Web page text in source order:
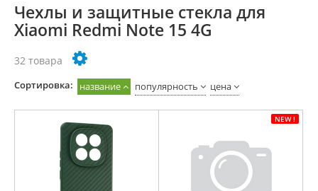
Чехлы и защитные стекла для
Xiaomi Redmi Note 15 4G
32 товара
Cортировка: название популярность цена
NEW !